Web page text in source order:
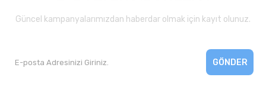
Güncel kampanyalarımızdan haberdar olmak için kayıt olunuz.
GÖNDER